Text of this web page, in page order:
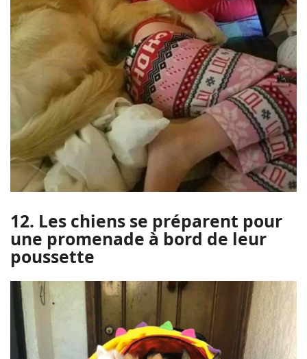
12. Les chiens se préparent pour
une promenade à bord de leur
poussette